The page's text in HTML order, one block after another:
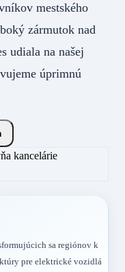
mestského
zármutok nad
udiala na našej
úprimnú
kancelárie
sa regiónov k
pre elektrické vozidlá